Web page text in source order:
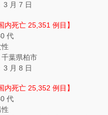
3 月 7 日
内死亡 25,351 例目】
代
葉県柏市
3 月 8 日
内死亡 25,352 例目】
代